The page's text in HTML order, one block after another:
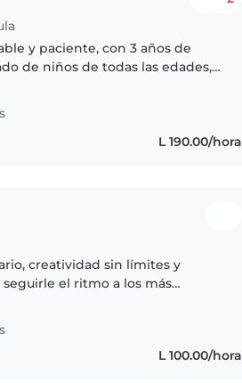
y paciente, con 3 años de
de niños de todas las edades,
L 190.00/hora
creatividad sin límites y
el ritmo a los más
L 100.00/hora